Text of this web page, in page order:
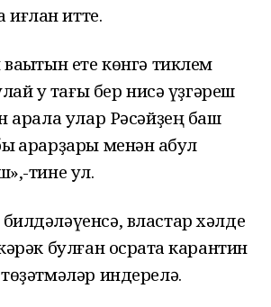
итте.
ете көнгә тиклем
уҡ тағы бер нисә үҙгәреш
арала улар Рәсәйҙең баш
ҡарарҙары менән ҡабул
тине ул.
властар хәлде
булған осраҡта карантин
индерелә.